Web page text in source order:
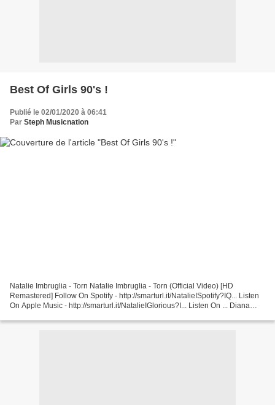
Best Of Girls 90's !
Publié le 02/01/2020 à 06:41
Par Steph Musicnation
Natalie Imbruglia - Torn Natalie Imbruglia - Torn (Official Video) [HD
Remastered] Follow On Spotify - http://smarturl.it/NatalieISpotify?IQ... Listen
On Apple Music - http://smarturl.it/NatalieIGlorious?I... Listen On ... Diana